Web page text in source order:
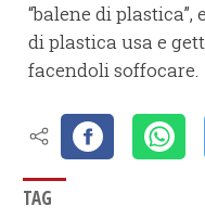
“balene di
di plastica usa e
facendoli soffocare.
TAG